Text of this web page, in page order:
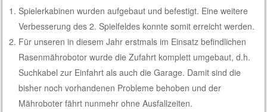
Spielerkabinen wurden aufgebaut und befestigt. Eine weitere
Verbesserung des 2. Spielfeldes konnte somit erreicht werden.
Für unseren in diesem Jahr erstmals im Einsatz befindlichen
Rasenmährobotor wurde die Zufahrt komplett umgebaut, d.h.
Suchkabel zur Einfahrt als auch die Garage. Damit sind die
bisher noch vorhandenen Probleme behoben und der
Mähroboter fährt nunmehr ohne Ausfallzeiten.